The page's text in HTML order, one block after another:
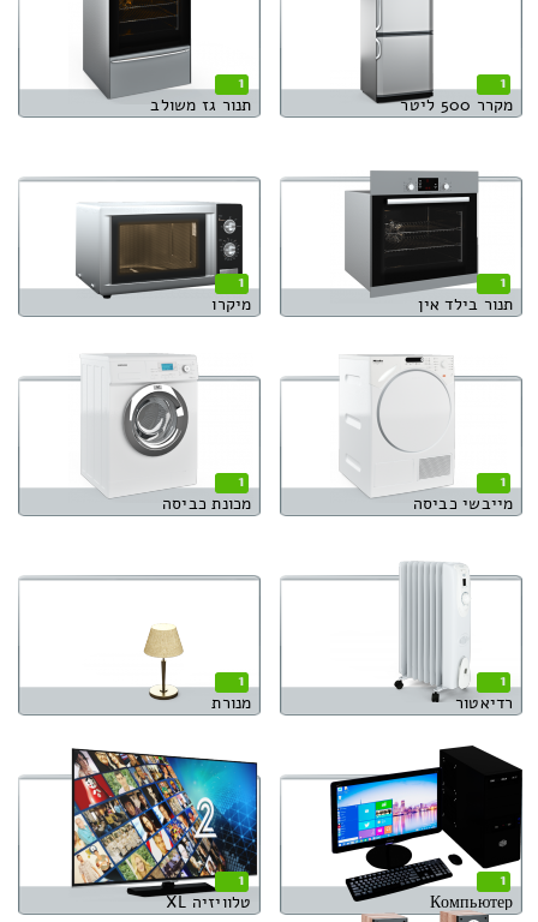
1
מקרר 500 ליטר
1
תנור גז משולב
1
תנור בילד אין
1
מיקרו
1
מייבשי כביסה
1
מכונת כביסה
1
רדיאטור
1
מנורת
1
Компьютер
1
טלוויזיה XL